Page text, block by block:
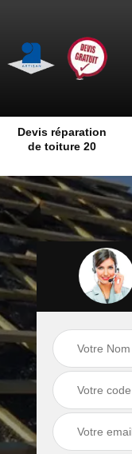
Devis réparation
de toiture 20